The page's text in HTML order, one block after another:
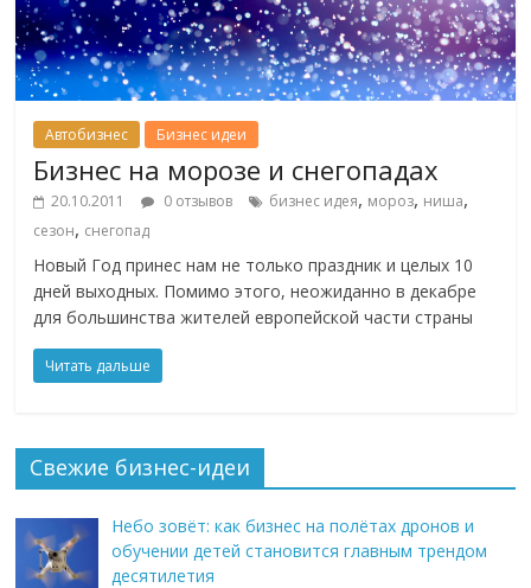
Автобизнес Бизнес идеи
Бизнес на морозе и снегопадах
20.10.2011 0 отзывов бизнес идея, мороз, ниша,
сезон, снегопад
Новый Год принес нам не только праздник и целых 10
дней выходных. Помимо этого, неожиданно в декабре
для большинства жителей европейской части страны
Читать дальше
Свежие бизнес-идеи
Небо зовёт: как бизнес на полётах дронов и
обучении детей становится главным трендом
десятилетия